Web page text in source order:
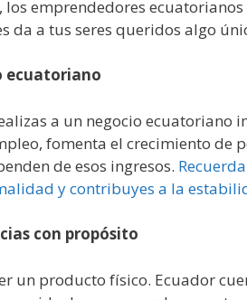
emprendedores
da a tus seres queridos algo
ecuatoriano
a un negocio ecuatoriano
fomenta el crecimiento de
de esos ingresos.
y contribuyes a la
con propósito
un producto físico. Ecuador